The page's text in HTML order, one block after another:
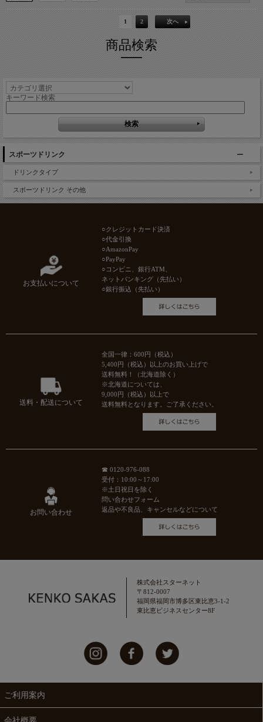
1 2 次へ
商品検索
キーワード検索
スポーツドリンク
ドリンクタイプ
スポーツドリンク その他
お支払いについて
○クレジットカード決済
○代金引換
○AmazonPay
○PayPay
○コンビニ、銀行ATM、
ネットバンキング（先払い）
○銀行振込（先払い）
送料・配送について
全国一律：600円（税込）
5,400円（税込）以上のお買い上げで
送料無料！（北海道除く）
※北海道については、
9,000円（税込）以上で
送料無料となります。ご了承ください。
お問い合わせ
☎ 0120-976-088
受付：10:00～17:00
※土日祝日を除く
問い合わせフォーム
返品や不良品、キャンセルなどについて
株式会社スターネット
〒812-0007
福岡県福岡市博多区東比恵3-1-2
東比恵ビジネスセンター8F
ご利用案内